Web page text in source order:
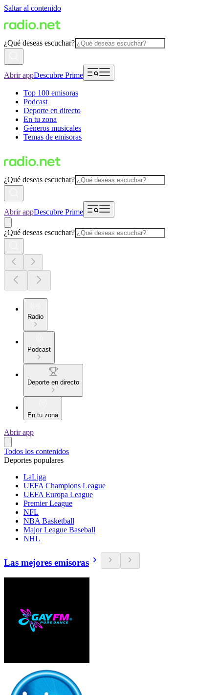
Saltar al contenido
¿Qué deseas escuchar?
Abrir appDescubre Prime
Top 100 emisoras
Podcast
Deporte en directo
En tu zona
Géneros musicales
Temas de emisoras
¿Qué deseas escuchar?
Abrir appDescubre Prime
¿Qué deseas escuchar?
Radio
Podcast
Deporte en directo
En tu zona
Abrir app
Todos los contenidos
Deportes populares
LaLiga
UEFA Champions League
UEFA Europa League
Premier League
NFL
NBA Basketball
Major League Baseball
NHL
Las mejores emisoras